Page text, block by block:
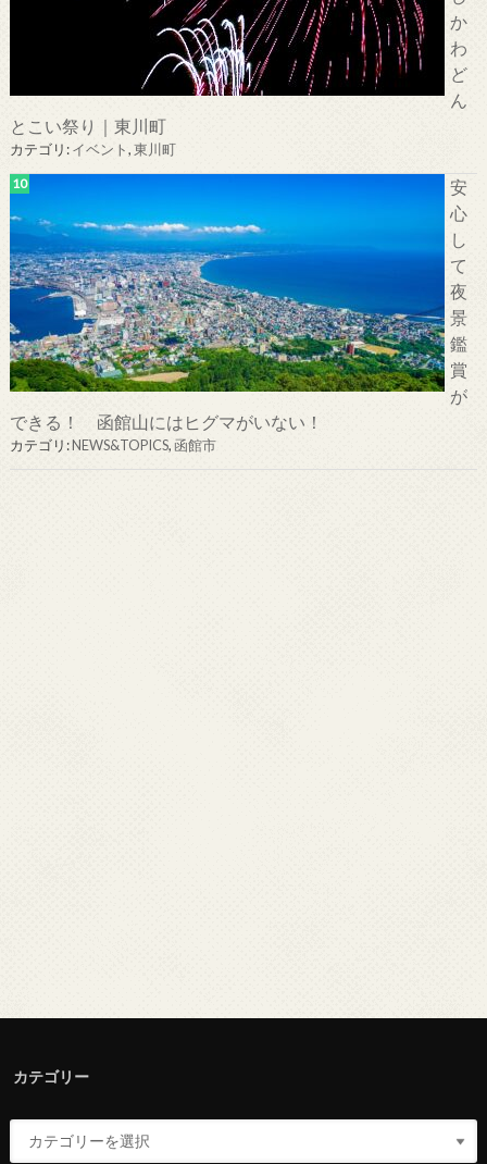
か
わ
ど
ん
とこい祭り｜東川町
カテゴリ:イベント,東川町
安
心
し
て
夜
景
鑑
賞
が
できる！ 函館山にはヒグマがいない！
カテゴリ:NEWS&TOPICS,函館市
カテゴリー